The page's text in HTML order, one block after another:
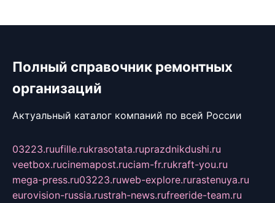
Полный справочник ремонтных
организаций
Актуальный каталог компаний по всей России
03223.ruufille.rukrasotata.ruprazdnikdushi.ru
veetbox.rucinemapost.ruciam-fr.rukraft-you.ru
mega-press.ru03223.ruweb-explore.rurastenuya.ru
eurovision-russia.rustrah-news.rufreeride-team.ru